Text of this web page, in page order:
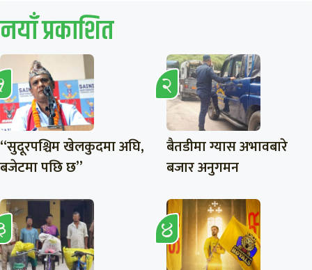
नयाँ प्रकाशित
“सुदूरपश्चिम खेलकुदमा अघि,
बजेटमा पछि छ”
बैतडीमा ग्यास अभावबारे
बजार अनुगमन